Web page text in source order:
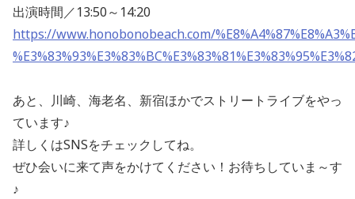
出演時間／13:50～14:20
https://www.honobonobeach.com/
あと、川崎、海老名、新宿ほかでストリートライブをやっ
ています♪
詳しくはSNSをチェックしてね。
ぜひ会いに来て声をかけてください！お待ちしていま～す
♪